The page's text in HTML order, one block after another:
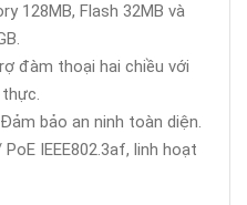
128MB, Flash 32MB và
đàm thoại hai chiều với
Đảm bảo an ninh toàn diện.
PoE IEEE802.3af, linh hoạt